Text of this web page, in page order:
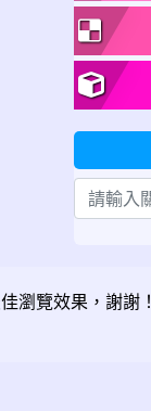
瀏覽效果，謝謝！